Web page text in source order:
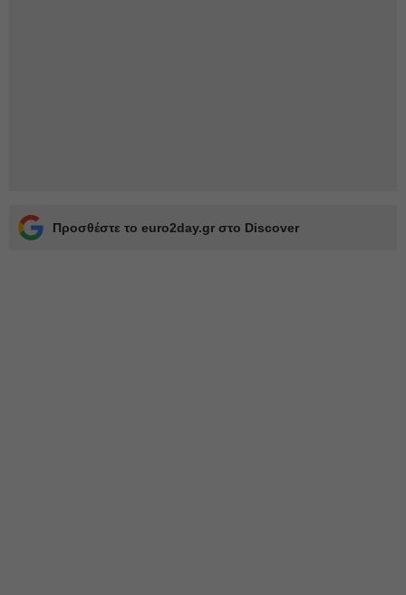
Προσθέστε το euro2day.gr στο Discover